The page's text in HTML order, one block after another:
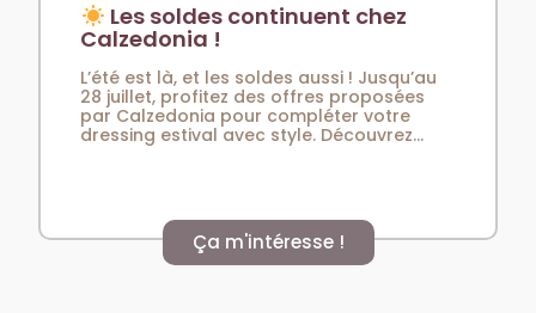
Les soldes continuent chez
Calzedonia !
L’été est là, et les soldes aussi ! Jusqu’au
28 juillet, profitez des offres proposées
par Calzedonia pour compléter votre
dressing estival avec style. Découvrez...
Ça m'intéresse !